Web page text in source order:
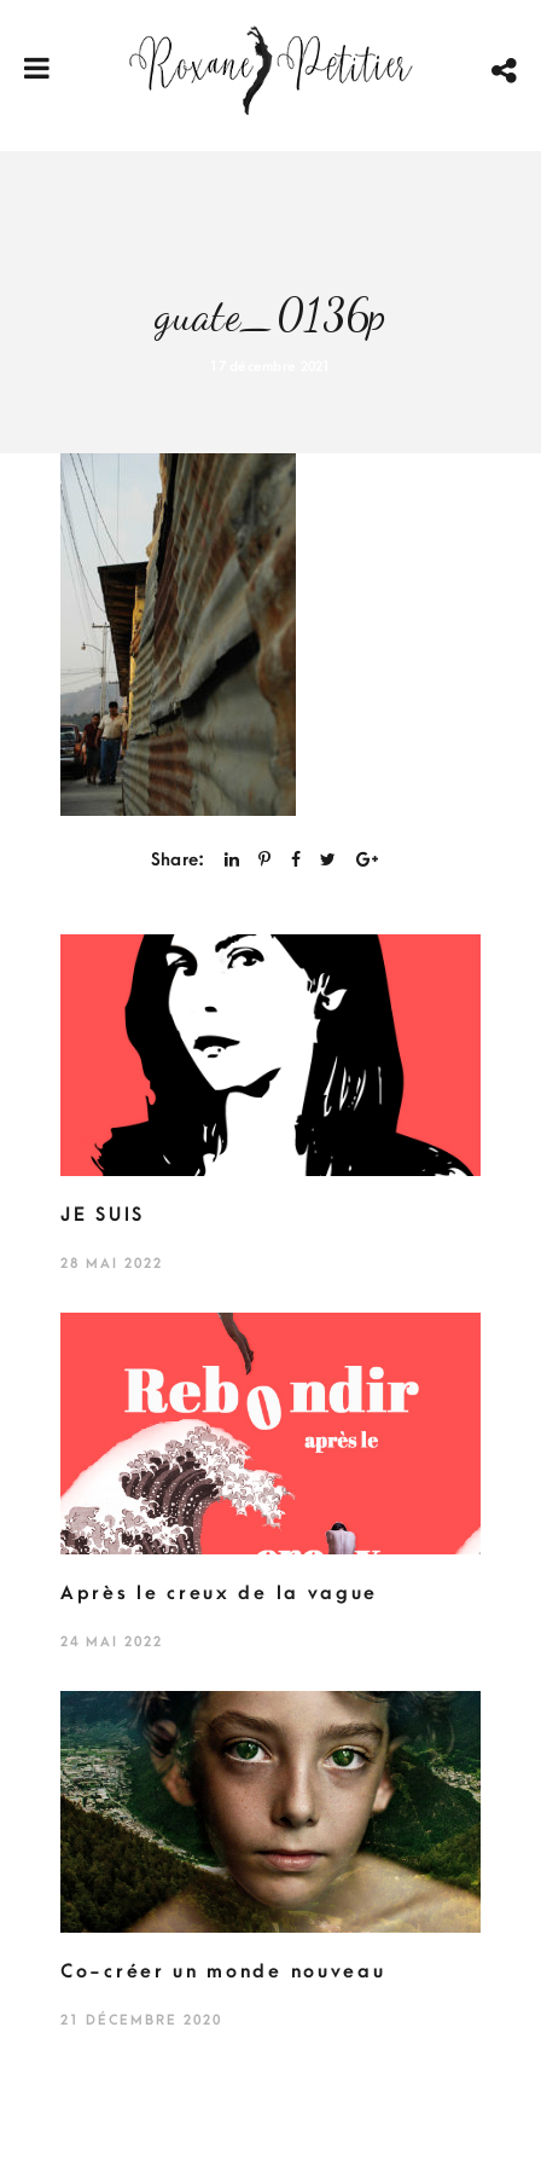
guate_0136p
Share:
JE SUIS
28 MAI 2022
Après le creux de la vague
24 MAI 2022
Co-créer un monde nouveau
21 DÉCEMBRE 2020